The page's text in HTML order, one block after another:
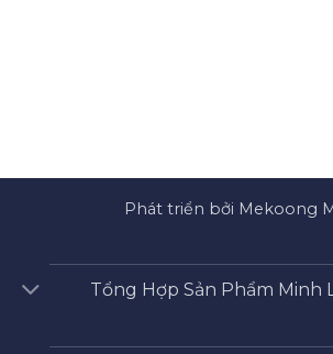
Phát triển bởi Mekoong
Tổng Hợp Sản Phẩm Minh